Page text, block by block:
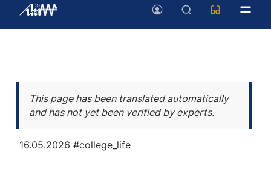
This page has been translated automatically
and has not yet been verified by experts.
16.05.2026 #college_life